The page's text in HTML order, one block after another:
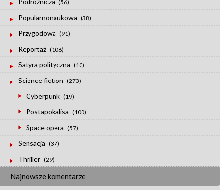
(56)
Popularnonaukowa (38)
Przygodowa (91)
Reportaż (106)
Satyra polityczna (10)
Science fiction (273)
Cyberpunk (19)
Postapokalisa (100)
Space opera (57)
Sensacja (37)
Thriller (29)
Najnowsze komentarze